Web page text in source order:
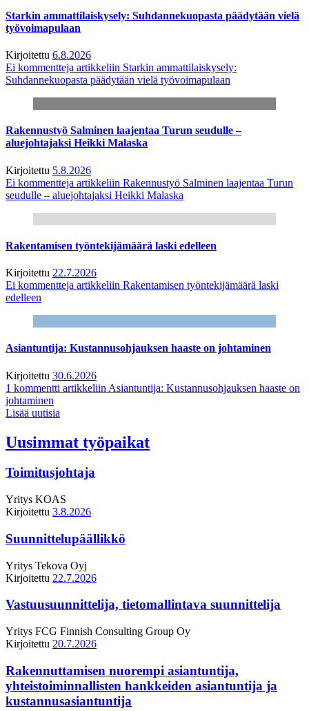
Starkin ammattilaiskysely: Suhdannekuopasta päädytään vielä
työvoimapulaan
Kirjoitettu 6.8.2026
Ei kommentteja artikkeliin Starkin ammattilaiskysely:
Suhdannekuopasta päädytään vielä työvoimapulaan
Rakennustyö Salminen laajentaa Turun seudulle –
aluejohtajaksi Heikki Malaska
Kirjoitettu 5.8.2026
Ei kommentteja artikkeliin Rakennustyö Salminen laajentaa Turun
seudulle – aluejohtajaksi Heikki Malaska
Rakentamisen työntekijämäärä laski edelleen
Kirjoitettu 22.7.2026
Ei kommentteja artikkeliin Rakentamisen työntekijämäärä laski
edelleen
Asiantuntija: Kustannusohjauksen haaste on johtaminen
Kirjoitettu 30.6.2026
1 kommentti artikkeliin Asiantuntija: Kustannusohjauksen haaste on
johtaminen
Lisää uutisia
Uusimmat työpaikat
Toimitusjohtaja
Yritys KOAS
Kirjoitettu 3.8.2026
Suunnittelupäällikkö
Yritys Tekova Oyj
Kirjoitettu 22.7.2026
Vastuusuunnittelija, tietomallintava suunnittelija
Yritys FCG Finnish Consulting Group Oy
Kirjoitettu 20.7.2026
Rakennuttamisen nuorempi asiantuntija,
yhteistoiminnallisten hankkeiden asiantuntija ja
kustannusasiantuntija